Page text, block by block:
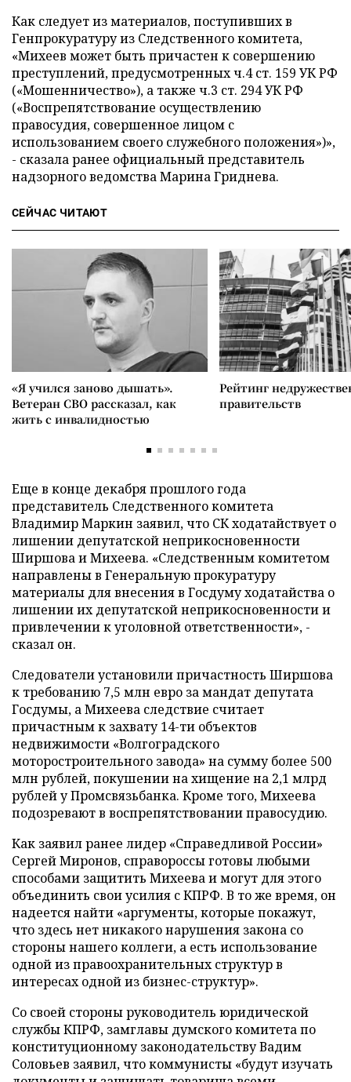
Как следует из материалов, поступивших в
Генпрокуратуру из Следственного комитета,
«Михеев может быть причастен к совершению
преступлений, предусмотренных ч.4 ст. 159 УК РФ
(«Мошенничество»), а также ч.3 ст. 294 УК РФ
(«Воспрепятствование осуществлению
правосудия, совершенное лицом с
использованием своего служебного положения»)»,
- сказала ранее официальный представитель
надзорного ведомства Марина Гриднева.
СЕЙЧАС ЧИТАЮТ
«Я учился заново дышать».
Ветеран СВО рассказал, как
жить с инвалидностью
Рейтинг
правительств
Еще в конце декабря прошлого года
представитель Следственного комитета
Владимир Маркин заявил, что СК ходатайствует о
лишении депутатской неприкосновенности
Ширшова и Михеева. «Следственным комитетом
направлены в Генеральную прокуратуру
материалы для внесения в Госдуму ходатайства о
лишении их депутатской неприкосновенности и
привлечении к уголовной ответственности», -
сказал он.
Следователи установили причастность Ширшова
к требованию 7,5 млн евро за мандат депутата
Госдумы, а Михеева следствие считает
причастным к захвату 14-ти объектов
недвижимости «Волгоградского
моторостроительного завода» на сумму более 500
млн рублей, покушении на хищение на 2,1 млрд
рублей у Промсвязьбанка. Кроме того, Михеева
подозревают в воспрепятствовании правосудию.
Как заявил ранее лидер «Справедливой России»
Сергей Миронов, справороссы готовы любыми
способами защитить Михеева и могут для этого
объединить свои усилия с КПРФ. В то же время, он
надеется найти «аргументы, которые покажут,
что здесь нет никакого нарушения закона со
стороны нашего коллеги, а есть использование
одной из правоохранительных структур в
интересах одной из бизнес-структур».
Со своей стороны руководитель юридической
службы КПРФ, замглавы думского комитета по
конституционному законодательству Вадим
Соловьев заявил, что коммунисты «будут изучать